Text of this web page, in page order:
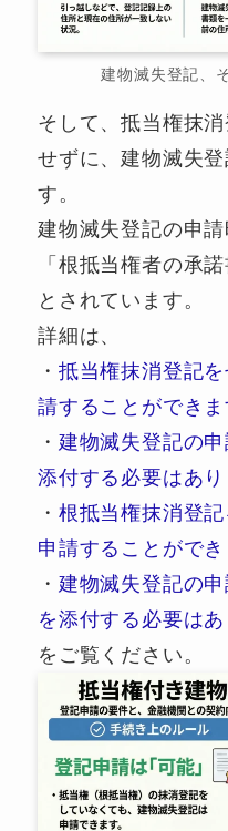
建物滅失登記、
そして、抵当権抹
せずに、建物滅失
す。
建物滅失登記の申
「根抵当権者の承
とされています。
詳細は、
・ 抵当権抹消登記
請することができま
・ 建物滅失登記の
添付する必要はあり
・ 根抵当権抹消登
申請することができ
・ 建物滅失登記の
を添付する必要はあ
をご覧ください。